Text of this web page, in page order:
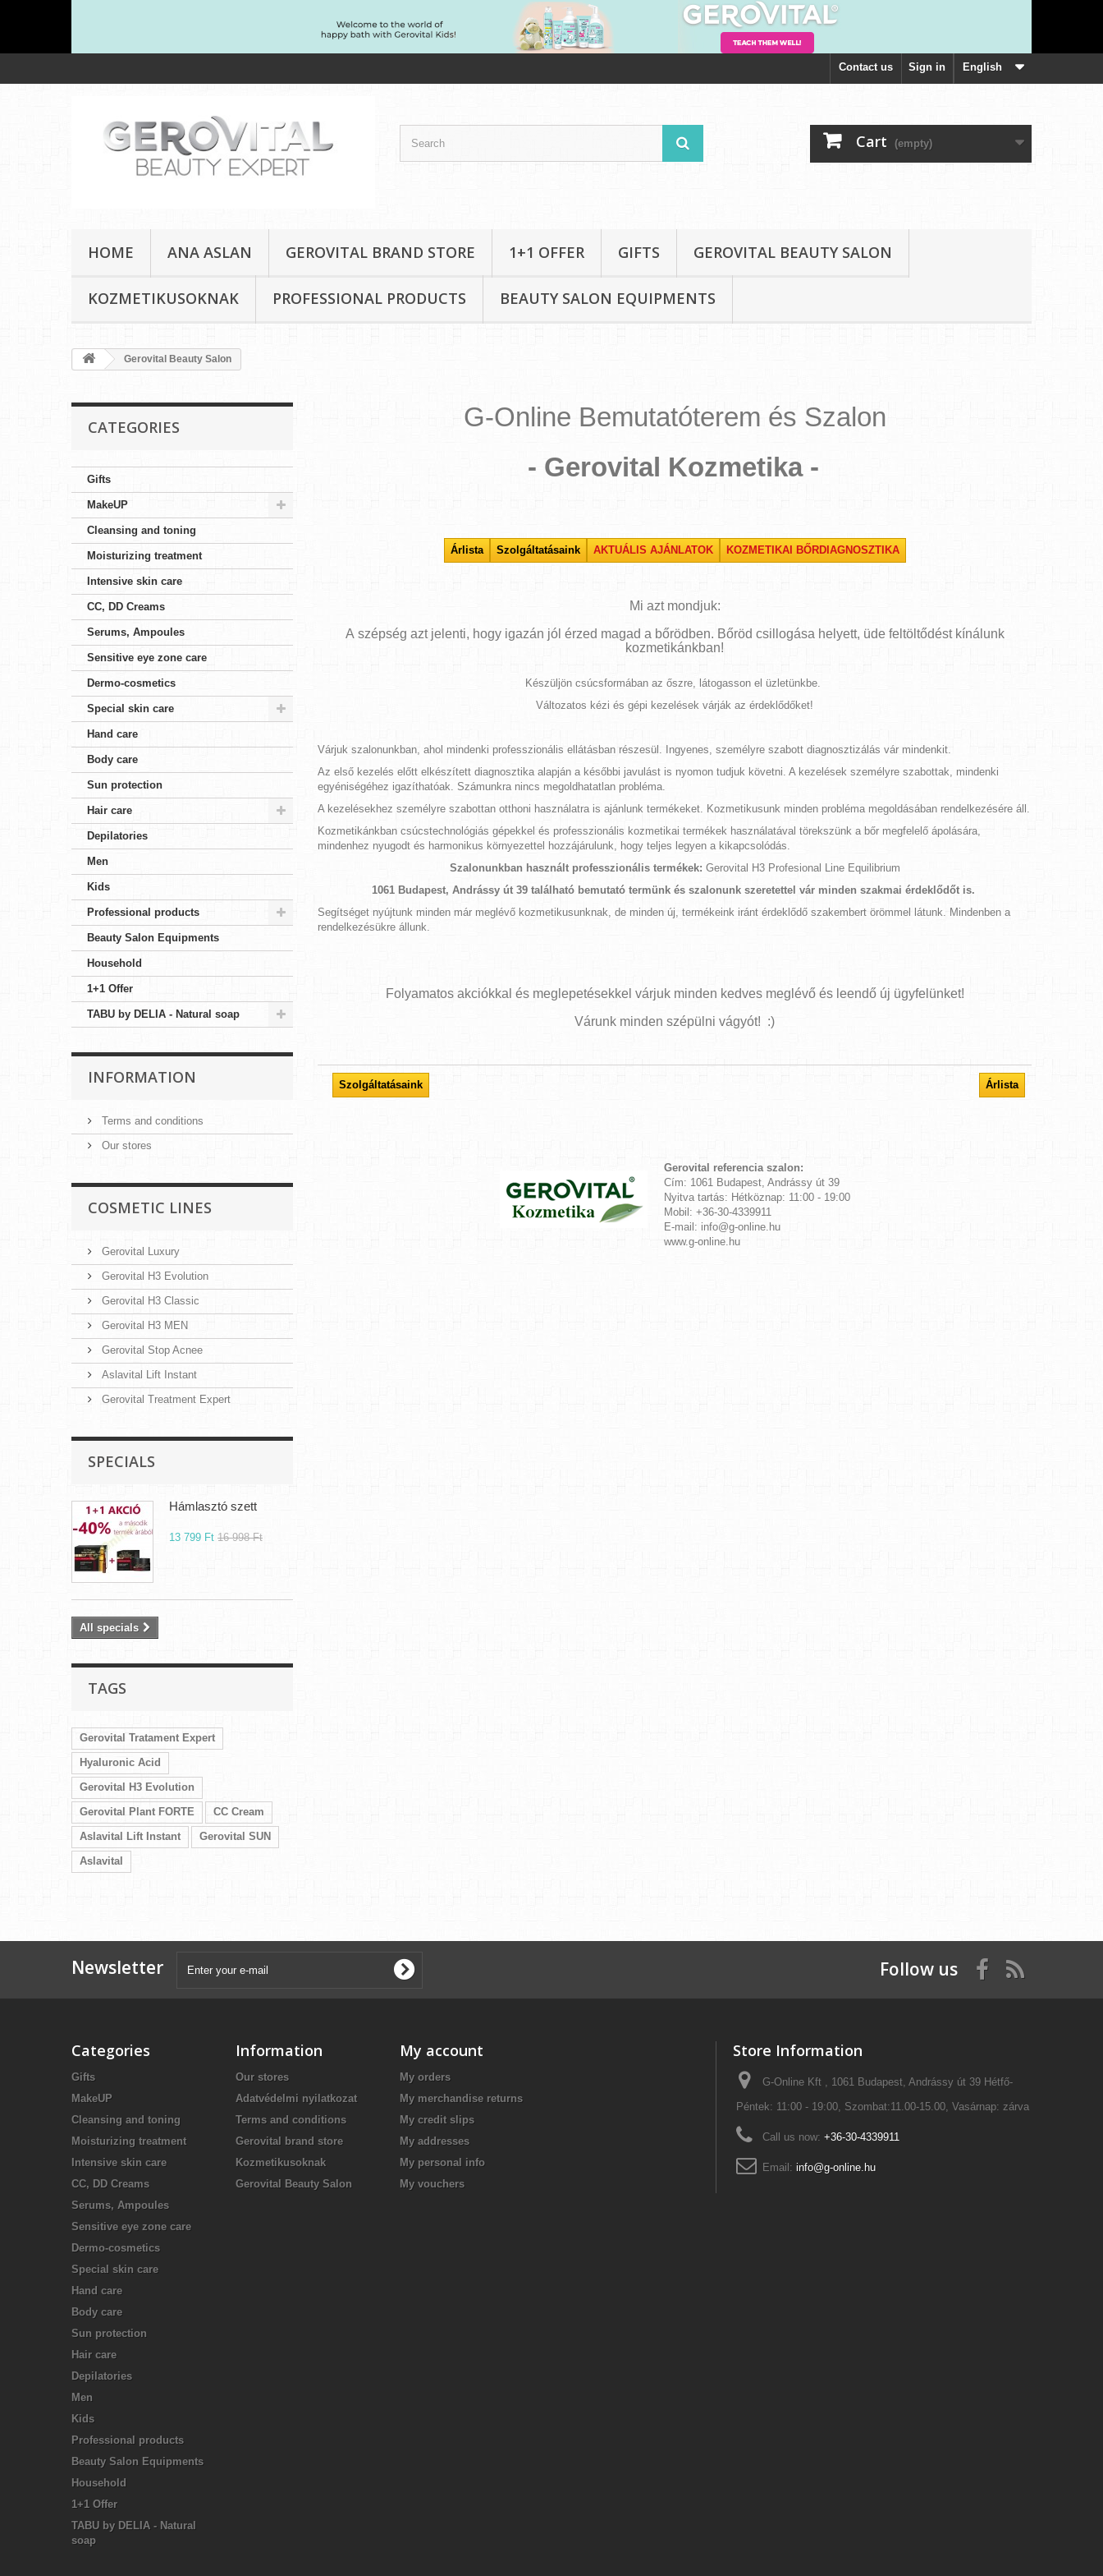
English
Sign in
Contact us
Cart (empty)
HOME ANA ASLAN GEROVITAL BRAND STORE 1+1 OFFER GIFTS GEROVITAL BEAUTY SALON
KOZMETIKUSOKNAK PROFESSIONAL PRODUCTS BEAUTY SALON EQUIPMENTS
Gerovital Beauty Salon
CATEGORIES
Gifts
MakeUP
Cleansing and toning
Moisturizing treatment
Intensive skin care
CC, DD Creams
Serums, Ampoules
Sensitive eye zone care
Dermo-cosmetics
Special skin care
Hand care
Body care
Sun protection
Hair care
Depilatories
Men
Kids
Professional products
Beauty Salon Equipments
Household
1+1 Offer
TABU by DELIA - Natural soap
INFORMATION
Terms and conditions
Our stores
COSMETIC LINES
Gerovital Luxury
Gerovital H3 Evolution
Gerovital H3 Classic
Gerovital H3 MEN
Gerovital Stop Acnee
Aslavital Lift Instant
Gerovital Treatment Expert
SPECIALS
Hámlasztó szett
13 799 Ft‎ 16 998 Ft‎
All specials
TAGS
Gerovital Tratament Expert
Hyaluronic Acid
Gerovital H3 Evolution
Gerovital Plant FORTE
CC Cream
Aslavital Lift Instant
Gerovital SUN
Aslavital
G-Online Bemutatóterem és Szalon
- Gerovital Kozmetika -
Árlista Szolgáltatásaink AKTUÁLIS AJÁNLATOK KOZMETIKAI BŐRDIAGNOSZTIKA
Mi azt mondjuk:
A szépség azt jelenti, hogy igazán jól érzed magad a bőrödben. Bőröd csillogása helyett, üde feltöltődést kínálunk
kozmetikánkban!
Készüljön csúcsformában az őszre, látogasson el üzletünkbe.
Változatos kézi és gépi kezelések várják az érdeklődőket!
Várjuk szalonunkban, ahol mindenki professzionális ellátásban részesül. Ingyenes, személyre szabott diagnosztizálás vár mindenkit.
Az első kezelés előtt elkészített diagnosztika alapján a későbbi javulást is nyomon tudjuk követni. A kezelések személyre szabottak, mindenki
egyéniségéhez igazíthatóak. Számunkra nincs megoldhatatlan probléma.
A kezelésekhez személyre szabottan otthoni használatra is ajánlunk termékeket. Kozmetikusunk minden probléma megoldásában rendelkezésére áll.
Kozmetikánkban csúcstechnológiás gépekkel és professzionális kozmetikai termékek használatával törekszünk a bőr megfelelő ápolására,
mindenhez nyugodt és harmonikus környezettel hozzájárulunk, hogy teljes legyen a kikapcsolódás.
Szalonunkban használt professzionális termékek: Gerovital H3 Profesional Line Equilibrium
1061 Budapest, Andrássy út 39 található bemutató termünk és szalonunk szeretettel vár minden szakmai érdeklődőt is.
Segítséget nyújtunk minden már meglévő kozmetikusunknak, de minden új, termékeink iránt érdeklődő szakembert örömmel látunk. Mindenben a
rendelkezésükre állunk.
Folyamatos akciókkal és meglepetésekkel várjuk minden kedves meglévő és leendő új ügyfelünket!
Várunk minden szépülni vágyót! :)
Szolgáltatásaink Árlista
Gerovital referencia szalon:
Cím: 1061 Budapest, Andrássy út 39
Nyitva tartás: Hétköznap: 11:00 - 19:00
Mobil: +36-30-4339911
E-mail: info@g-online.hu
www.g-online.hu
Newsletter Follow us
Categories
Gifts
MakeUP
Cleansing and toning
Moisturizing treatment
Intensive skin care
CC, DD Creams
Serums, Ampoules
Sensitive eye zone care
Dermo-cosmetics
Special skin care
Hand care
Body care
Sun protection
Hair care
Depilatories
Men
Kids
Professional products
Beauty Salon Equipments
Household
1+1 Offer
TABU by DELIA - Natural
soap
Information
Our stores
Adatvédelmi nyilatkozat
Terms and conditions
Gerovital brand store
Kozmetikusoknak
Gerovital Beauty Salon
My account
My orders
My merchandise returns
My credit slips
My addresses
My personal info
My vouchers
Store Information
G-Online Kft , 1061 Budapest, Andrássy út 39 Hétfő-
Péntek: 11:00 - 19:00, Szombat:11.00-15.00, Vasárnap: zárva
Call us now: +36-30-4339911
Email: info@g-online.hu